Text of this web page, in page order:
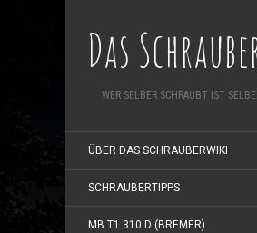
Das
WER SELBER SCHRAUBT IST
ÜBER DAS SCHRAUBERWIKI
SCHRAUBERTIPPS
MB T1 310 D (BREMER)